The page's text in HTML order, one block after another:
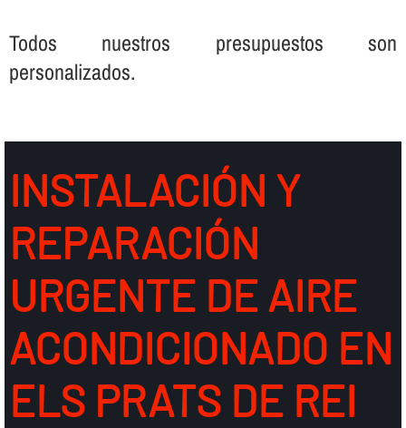
Todos nuestros presupuestos son
personalizados.
INSTALACIÓN Y
REPARACIÓN
URGENTE DE AIRE
ACONDICIONADO EN
ELS PRATS DE REI